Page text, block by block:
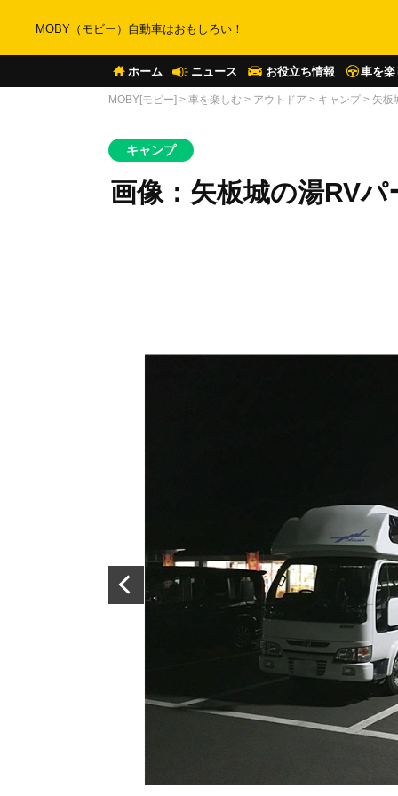
MOBY（モビー）自動車はおもしろい！
ホーム ニュース お役立ち情報 車を楽
MOBY[モビー] > 車を楽しむ > アウトドア > キャンプ > 矢板
キャンプ
画像：矢板城の湯RV